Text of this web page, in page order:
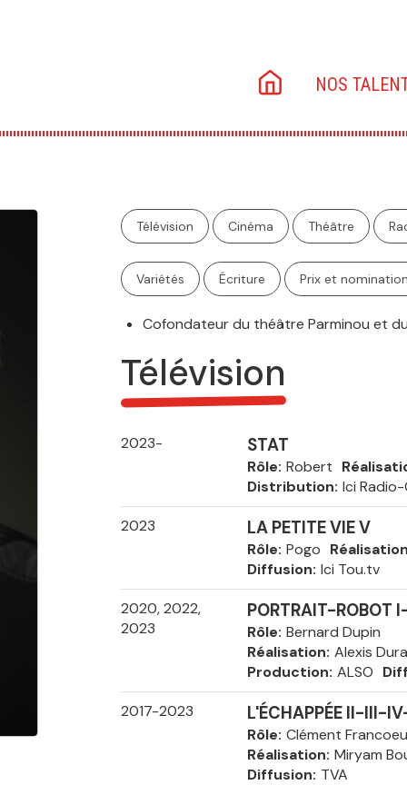
Main
NOS
Télévision Cinéma Théâtre
Variétés Écriture Prix et
Cofondateur du théâtre Parminou et
Télévision
2023- STAT
Rôle Robert
Distribution Ici
2023 LA PETITE VIE V
Rôle Pogo
Diffusion Ici Tou.tv
2020, 2022,
2023
PORTRAIT-ROBOT
Rôle Bernard Dupin
Réalisation Alexis
Production ALSO
2017-2023 L'ÉCHAPPÉE II-III-
Rôle Clément
Réalisation Miryam
Diffusion TVA